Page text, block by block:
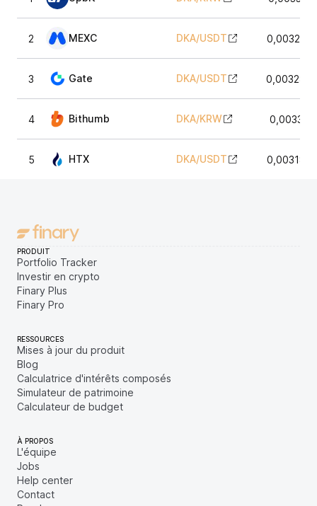
2 MEXC DKA/USDT
3 Gate DKA/USDT
4 Bithumb DKA/KRW
5 HTX DKA/USDT
PRODUIT
Portfolio Tracker
Investir en crypto
Finary Plus
Finary Pro
RESSOURCES
Mises à jour du produit
Blog
Calculatrice d'intérêts composés
Simulateur de patrimoine
Calculateur de budget
À PROPOS
L'équipe
Jobs
Help center
Contact